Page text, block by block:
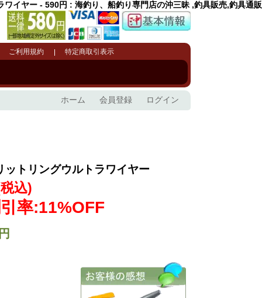
ワイヤー - 590円 : 海釣り、船釣り専門店の沖三昧 ,釣具販売,釣具通販
ご利用規約 特定商取引表示
ホーム 会員登録 ログイン
ットリングウルトラワイヤー
込)
率:11%OFF